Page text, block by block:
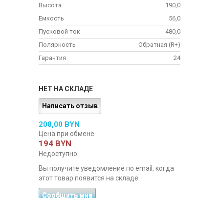
Высота
190,0
Емкость
56,0
Пусковой ток
480,0
Полярность
Обратная (R+)
Гарантия
24
НЕТ НА СКЛАДЕ
Написать отзыв
208,00 BYN
Цена при обмене
194 BYN
Недоступно
Вы получите уведомление по email, когда
этот товар появится на складе.
Сообщить мне